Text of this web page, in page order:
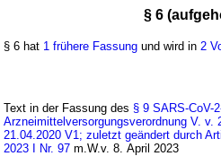
§ 6
§ 6 hat 1 frühere Fassung und wird in 2
Text in der Fassung des § 9 SARS-CoV-
Arzneimittelversorgungsverordnung V. v.
21.04.2020 V1; zuletzt geändert durch
2023 I Nr. 97 m.W.v. 8. April 2023